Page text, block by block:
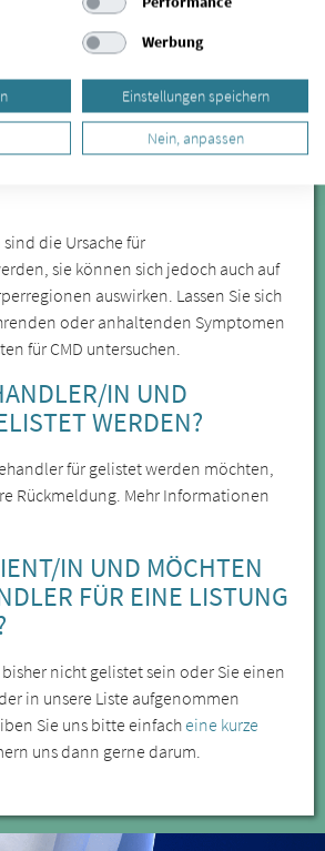
durch spezialisierte Behandler in
Symptome feststellen. Zu
die Sie in Frauendorf
Besonders das nächtliche
zu Verspannungen und zu Zahnabrieb.
die Ursache für
sie können sich jedoch auch auf
auswirken. Lassen Sie sich
oder anhaltenden Symptomen
für CMD untersuchen.
IN UND
WERDEN?
für gelistet werden möchten,
Rückmeldung. Mehr Informationen
IN UND MÖCHTEN
FÜR EINE LISTUNG
nicht gelistet sein oder Sie einen
in unsere Liste aufgenommen
Sie uns bitte einfacheine kurze
uns dann gerne darum.
Werbung
Einstellungen speichern
Nein, anpassen